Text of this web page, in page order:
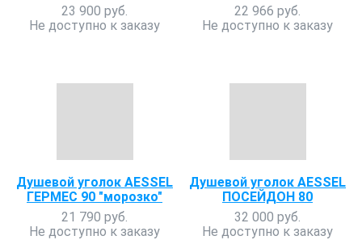
23 900 руб.
Не доступно к заказу
22 966 руб.
Не доступно к заказу
Душевой уголок AESSEL
ГЕРМЕС 90 "морозко"
21 790 руб.
Не доступно к заказу
Душевой уголок AESSEL
ПОСЕЙДОН 80
32 000 руб.
Не доступно к заказу